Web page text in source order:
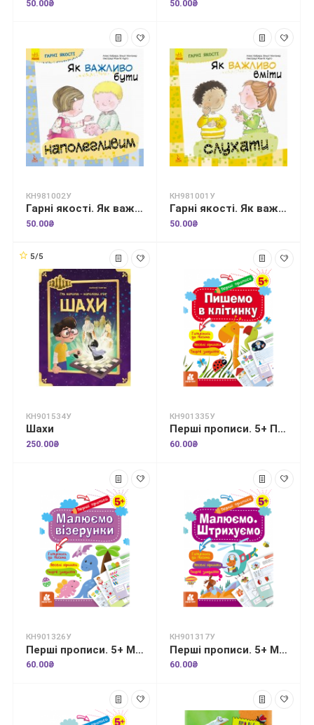
50.00₴ 50.00₴
КН981002У
Гарні якості. Як важливо бути наполегливим
50.00₴
КН981001У
Гарні якості. Як важливо вміти слухати
50.00₴
5/5
КН901534У
Шахи
250.00₴
КН901335У
Перші прописи. 5+ Пишемо в клітинку
60.00₴
КН901326У
Перші прописи. 5+ Малюємо візерунки
60.00₴
КН901317У
Перші прописи. 5+ Малюємо. Штрихуємо
60.00₴